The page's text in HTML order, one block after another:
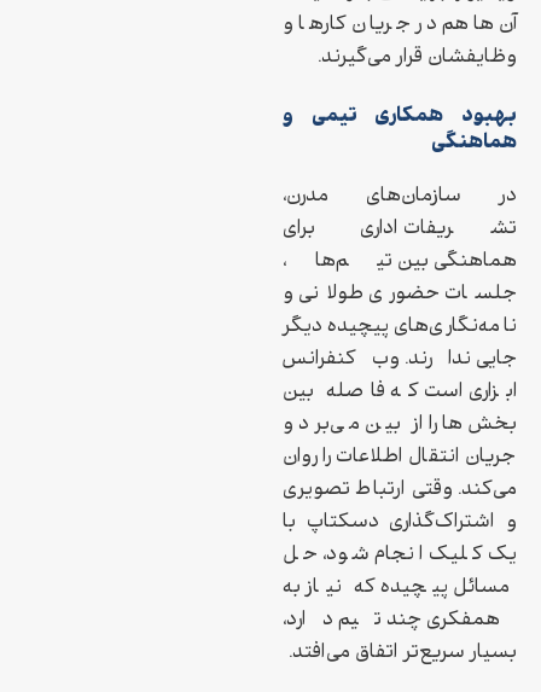
آن‌ها هم در جریان کارها و
وظایفشان قرار می‌گیرند.
بهبود همکاری تیمی و
هماهنگی
در سازمان‌های مدرن،
تشریفات اداری برای
هماهنگی بین تیم‌ها،
جلسات حضوری طولانی و
نامه‌نگاری‌های پیچیده دیگر
جایی ندارند. وب‌کنفرانس
ابزاری است که فاصله بین
بخش‌ها را از بین می‌برد و
جریان انتقال اطلاعات را روان
می‌کند. وقتی ارتباط تصویری
و اشتراک‌گذاری دسکتاپ با
یک کلیک انجام شود، حل
مسائل پیچیده که نیاز به
همفکری چند تیم دارد،
بسیار سریع‌تر اتفاق می‌افتد.